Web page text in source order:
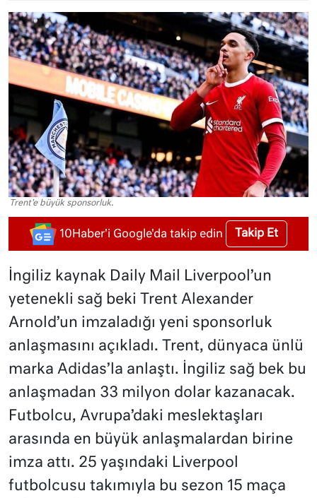
Trent'e büyük sponsorluk.
10Haber'i Google'da takip edin Takip Et
İngiliz kaynak Daily Mail Liverpool’un
yetenekli sağ beki Trent Alexander
Arnold’un imzaladığı yeni sponsorluk
anlaşmasını açıkladı. Trent, dünyaca ünlü
marka Adidas’la anlaştı. İngiliz sağ bek bu
anlaşmadan 33 milyon dolar kazanacak.
Futbolcu, Avrupa’daki meslektaşları
arasında en büyük anlaşmalardan birine
imza attı. 25 yaşındaki Liverpool
futbolcusu takımıyla bu sezon 15 maça